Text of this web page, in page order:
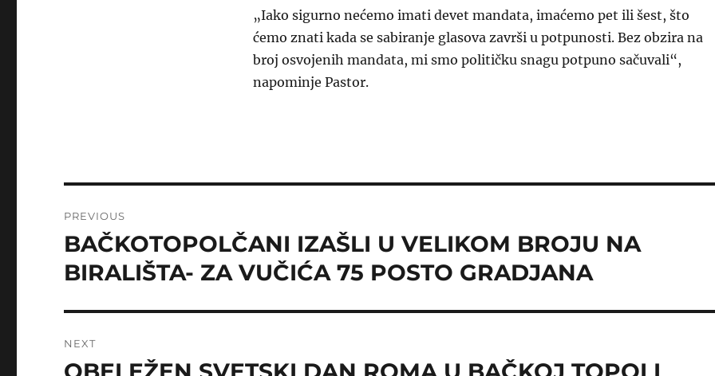
„Iako sigurno nećemo imati devet mandata, imaćemo pet ili šest, što
ćemo znati kada se sabiranje glasova završi u potpunosti. Bez obzira na
broj osvojenih mandata, mi smo političku snagu potpuno sačuvali“,
napominje Pastor.
navigation
PREVIOUS
Previous
post:
BAČKOTOPOLČANI IZAŠLI U VELIKOM BROJU NA
BIRALIŠTA- ZA VUČIĆA 75 POSTO GRADJANA
NEXT
Next